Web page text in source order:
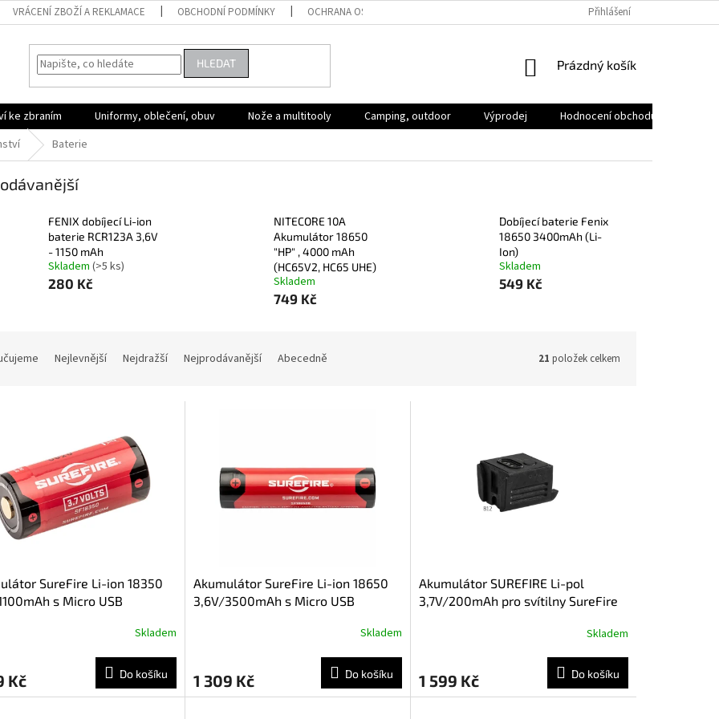
VRÁCENÍ ZBOŽÍ A REKLAMACE OBCHODNÍ PODMÍNKY OCHRANA OSOBNÍCH ÚDAJŮ Přihlášení
HLEDAT
NÁKUPNÍ
Prázdný košík
ke zbraním Uniformy, oblečení, obuv Nože a multitooly Camping, outdoor Výprodej Hodnocení obchodu
Baterie
FENIX dobíjecí Li-ion
baterie RCR123A 3,6V
- 1150 mAh
Skladem (>5 ks)
280 Kč
NITECORE 10A
Akumulátor 18650
"HP" , 4000 mAh
(HC65V2, HC65 UHE)
Skladem
749 Kč
Dobíjecí baterie Fenix
18650 3400mAh (Li-
Ion)
Skladem
549 Kč
Nejlevnější Nejdražší Nejprodávanější Abecedně 21 položek celkem
SureFire Li-ion 18350
s Micro USB
Skladem
Kč Do košíku
Akumulátor SureFire Li-ion 18650
3,6V/3500mAh s Micro USB
Skladem
1 309 Kč Do košíku
Akumulátor SUREFIRE Li-pol
3,7V/200mAh pro svítilny SureFire
Skladem
1 599 Kč Do košíku